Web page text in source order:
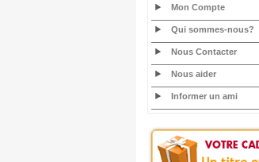
Mon Compte
Qui sommes-nous?
Nous Contacter
Nous aider
Informer un ami